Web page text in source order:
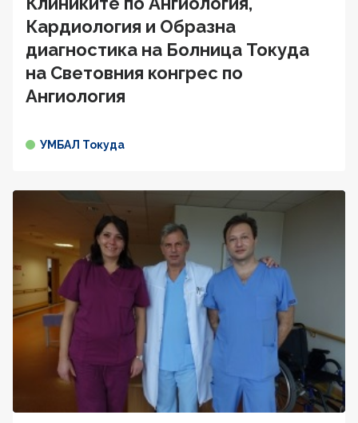
Кардиология и Образна
диагностика на Болница Токуда
на Световния конгрес по
Ангиология
УМБАЛ Токуда